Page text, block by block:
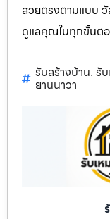
สวยตรงตามแบบ
ดูแลคุณในทุกขั้นต
รับสร้างบ้าน, รั
ยานนาวา